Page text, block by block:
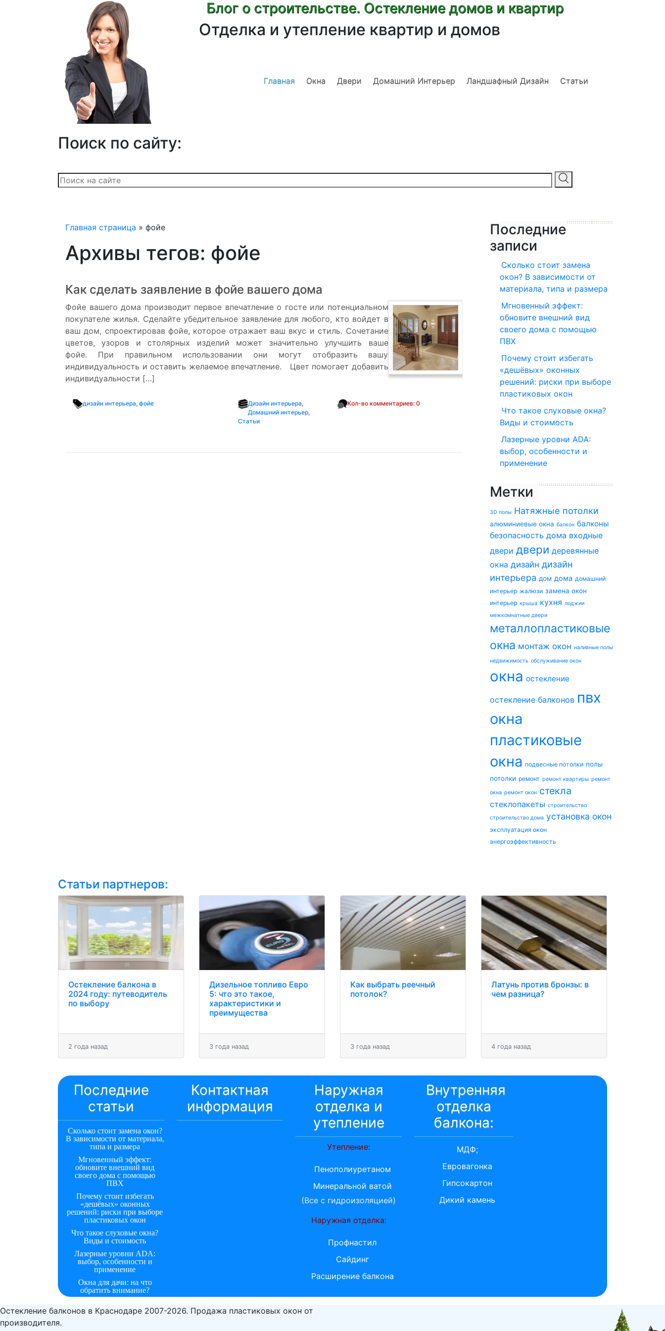
Блог о строительстве. Остекление домов и квартир
Отделка и утепление квартир и домов
Главная Окна Двери Домашний Интерьер Ландшафный Дизайн Статьи
Поиск по сайту:
Главная страница » фойе
Архивы тегов: фойе
Как сделать заявление в фойе вашего дома
Фойе вашего дома производит первое впечатление о госте или потенциальном
покупателе жилья. Сделайте убедительное заявление для любого, кто войдет в
ваш дом, спроектировав фойе, которое отражает ваш вкус и стиль. Сочетание
цветов, узоров и столярных изделий может значительно улучшить ваше
фойе. При правильном использовании они могут отобразить вашу
индивидуальность и оставить желаемое впечатление. Цвет помогает добавить
индивидуальности […]
дизайн интерьера, фойе Дизайн интерьера,
Домашний интерьер,
Статьи
Кол-во комментариев: 0
Последние
записи
Сколько стоит замена
окон? В зависимости от
материала, типа и размера
Мгновенный эффект:
обновите внешний вид
своего дома с помощью
ПВХ
Почему стоит избегать
«дешёвых» оконных
решений: риски при выборе
пластиковых окон
Что такое слуховые окна?
Виды и стоимость
Лазерные уровни ADA:
выбор, особенности и
применение
Метки
3D полы Натяжные потолки
алюминиевые окна балкон балконы
безопасность дома входные
двери двери деревянные
окна дизайн дизайн
интерьера дом дома домашний
интерьер жалюзи замена окон
интерьер крыша кухня лоджии
межкомнатные двери
металлопластиковые
окна монтаж окон наливные полы
недвижимость обслуживание окон
окна остекление
остекление балконов пвх
окна
пластиковые
окна подвесные потолки полы
потолки ремонт ремонт квартиры ремонт
окна ремонт окон стекла
стеклопакеты строительство
строительство дома установка окон
эксплуатация окон
энергоэффективность
Статьи партнеров:
Остекление балкона в
2024 году: путеводитель
по выбору
2 года назад
Дизельное топливо Евро
5: что это такое,
характеристики и
преимущества
3 года назад
Как выбрать реечный
потолок?
3 года назад
Латунь против бронзы: в
чем разница?
4 года назад
Последние
статьи
Сколько стоит замена окон?
В зависимости от материала,
типа и размера
Мгновенный эффект:
обновите внешний вид
своего дома с помощью
ПВХ
Почему стоит избегать
«дешёвых» оконных
решений: риски при выборе
пластиковых окон
Что такое слуховые окна?
Виды и стоимость
Лазерные уровни ADA:
выбор, особенности и
применение
Окна для дачи: на что
обратить внимание?
Контактная
информация
Наружная
отделка и
утепление
Утепление:
Пенополиуретаном
Минеральной ватой
(Все с гидроизоляцией)
Наружная отделка:
Профнастил
Сайдинг
Расширение балкона
Внутренняя
отделка
балкона:
МДФ;
Евровагонка
Гипсокартон
Дикий камень
Остекление балконов в Краснодаре 2007-2026. Продажа пластиковых окон от
производителя.